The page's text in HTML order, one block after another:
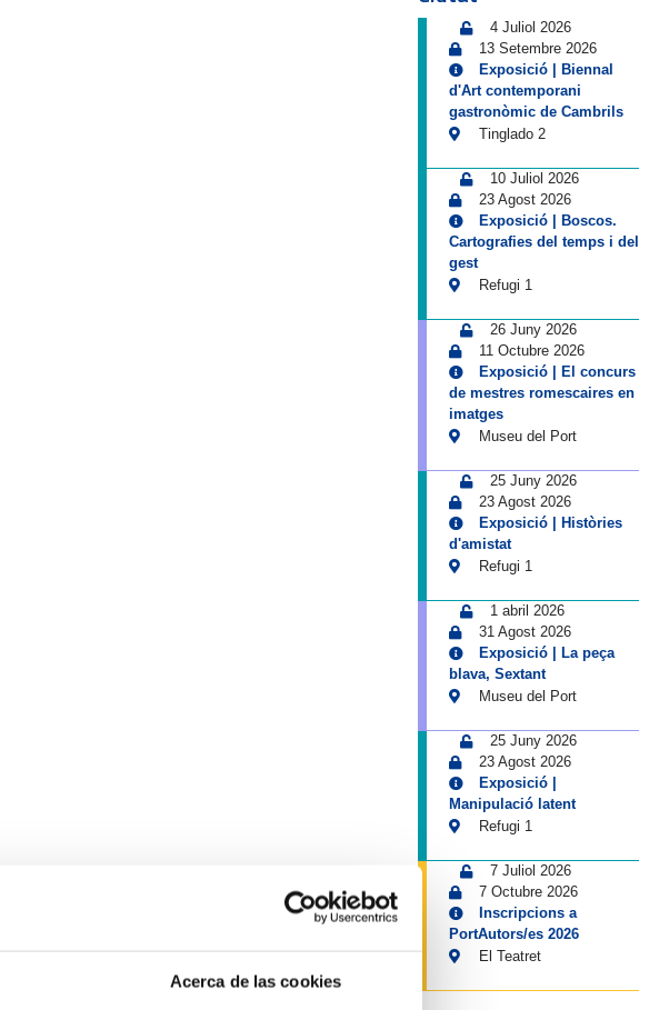
Acerca de las cookies
4 Juliol 2026
13 Setembre 2026
Exposició | Biennal
d'Art contemporani
gastronòmic de Cambrils
Tinglado 2
10 Juliol 2026
23 Agost 2026
Exposició | Boscos.
Cartografies del temps i del
gest
Refugi 1
26 Juny 2026
11 Octubre 2026
Exposició | El concurs
de mestres romescaires en
imatges
Museu del Port
25 Juny 2026
23 Agost 2026
Exposició | Històries
d'amistat
Refugi 1
1 abril 2026
31 Agost 2026
Exposició | La peça
blava, Sextant
Museu del Port
25 Juny 2026
23 Agost 2026
Exposició |
Manipulació latent
Refugi 1
7 Juliol 2026
7 Octubre 2026
Inscripcions a
PortAutors/es 2026
El Teatret